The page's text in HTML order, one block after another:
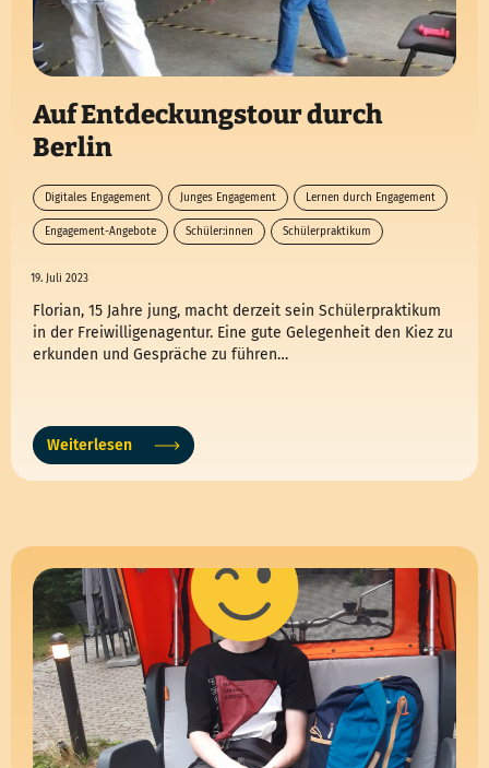
Auf Entdeckungstour durch
Berlin
Digitales Engagement Junges Engagement Lernen durch Engagement
Engagement-Angebote Schüler:innen Schülerpraktikum
19. Juli 2023
Florian, 15 Jahre jung, macht derzeit sein Schülerpraktikum
in der Freiwilligenagentur. Eine gute Gelegenheit den Kiez zu
erkunden und Gespräche zu führen…
Weiterlesen